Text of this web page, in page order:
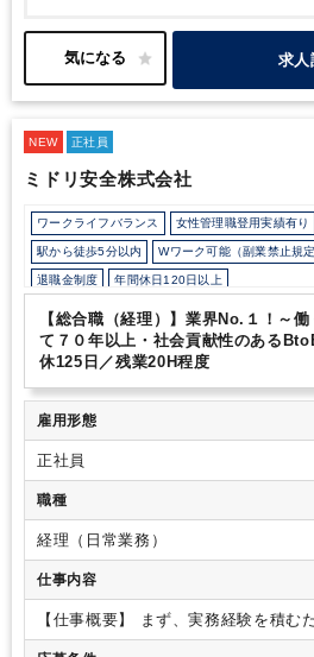
署です。ほとんど全ての部署と連携
力を身に着けることができます。管
成、文化醸成等幅広い業務に携わる
ームに1人育成担当がおり、基本ツール
のレクチャーや現場に出るための訓練
知識の習得ができるよう支えていきます
ケや開発関連チームと一緒に業務改善
り、バックオフィス業務全体の知識や
ゆくゆくは小規模～中規模のマネジメン
す。 ◎複数のキャリアパスが描けます。
労務担当に挑戦する等、能力と努力次
を拡げられる機会が豊富にあります。 ▼
(YouTube)https://www.youtube.com/
【会社について】企業の安定性と成長
略のもと、2005年の創業以来黒字経営
1762億円*規模まで急成長を遂げたメ
年度、会計基準変更前）「感情への貢
り続け、国や業界をまたいだ問題解決に
IT・ヘルスケア・M&A・SaaS・海外な
開。新規事業にも積極的に投資してお
の元、10以上もの新規事業を立ち上げ
経験することができます。
求人
NEW 正社員
ミドリ安全株式会社
ワークライフバランス 女性管理職登用実績有り
駅から徒歩5分以内 Wワーク可能（副業禁止規定
退職金制度 年間休日120日以上
【総合職（経理）】業界No.１！～
て７０年以上・社会貢献性のある
休125日／残業20H程度
雇用形態
正社員
職種
経理（日常業務）
仕事内容
【仕事概要】
まず、実務経験を積む
勤務ののち、支店と本社の間に位置